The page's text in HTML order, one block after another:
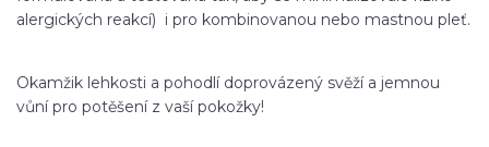
alergických reakcí) i pro kombinovanou nebo mastnou pleť.
Okamžik lehkosti a pohodlí doprovázený svěží a jemnou
vůní pro potěšení z vaší pokožky!